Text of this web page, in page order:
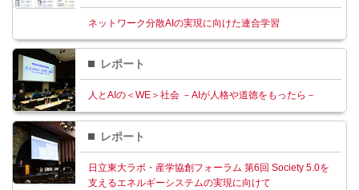
ネットワーク分散AIの実現に向けた連合学習
レポート
人とAIの＜WE＞社会 －AIが人格や道徳をもったら－
レポート
日立東大ラボ・産学協創フォーラム 第6回 Society 5.0を
支えるエネルギーシステムの実現に向けて